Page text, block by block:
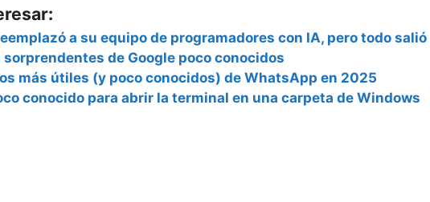
a su equipo de programadores con IA, pero todo salió
sorprendentes de Google poco conocidos
más útiles (y poco conocidos) de WhatsApp en 2025
conocido para abrir la terminal en una carpeta de Windows